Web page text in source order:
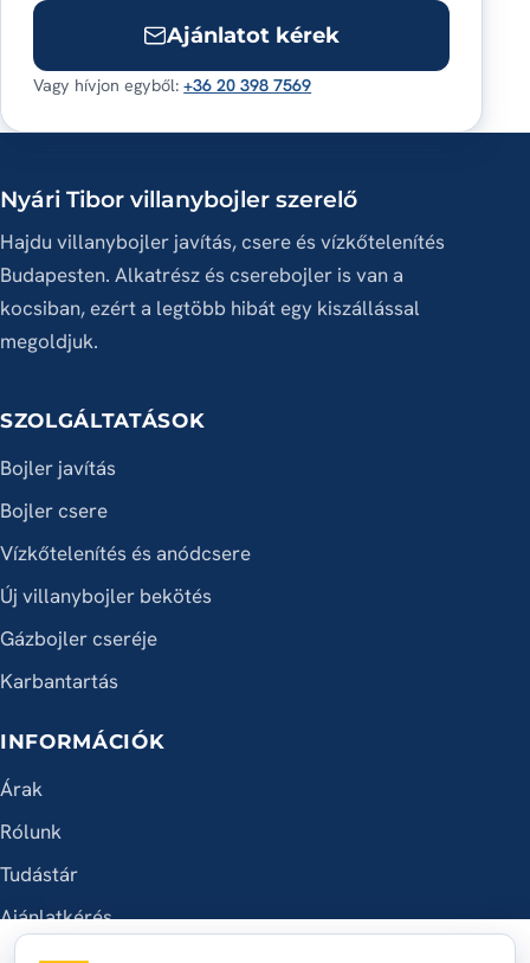
Ajánlatot kérek
Vagy hívjon egyből:+36 20 398 7569
Nyári Tibor villanybojler szerelő
Hajdu villanybojler javítás, csere és vízkőtelenítés
Budapesten. Alkatrész és cserebojler is van a
kocsiban, ezért a legtöbb hibát egy kiszállással
megoldjuk.
SZOLGÁLTATÁSOK
Bojler javítás
Bojler csere
Vízkőtelenítés és anódcsere
Új villanybojler bekötés
Gázbojler cseréje
Karbantartás
INFORMÁCIÓK
Árak
Rólunk
Tudástár
Ajánlatkérés